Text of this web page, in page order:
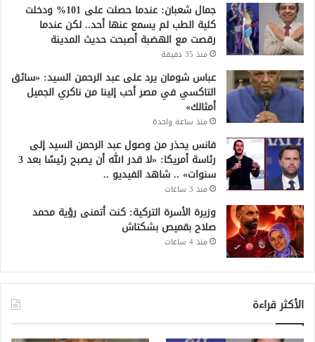
جمال شعبان: عندما حصلت على 101% ودخلت
كلية الطب لم يسمع عنها أحد.. لكن عندما
رقصت مع الهضبة أصبحت حديث المدينة
منذ 35 دقيقة
عباس شومان يرد على عبد الرحمن السيد: «سائق
التاكسي في مصر أحب إلينا من ناكري الجميل
أمثالك»
منذ ساعة واحدة
فانس يحذر من وصول عبد الرحمن السيد إلى
رئاسة أمريكا: «لا قدر الله أن يصبح رئيسًا بعد 3
سنوات» .. شاهد الفيديو ..
منذ 3 ساعات
وزيرة الأسرة التركية: كنت أتمنى رؤية محمد
صلاح بقميص بشكتاش
منذ 4 ساعات
الأكثر قراءة